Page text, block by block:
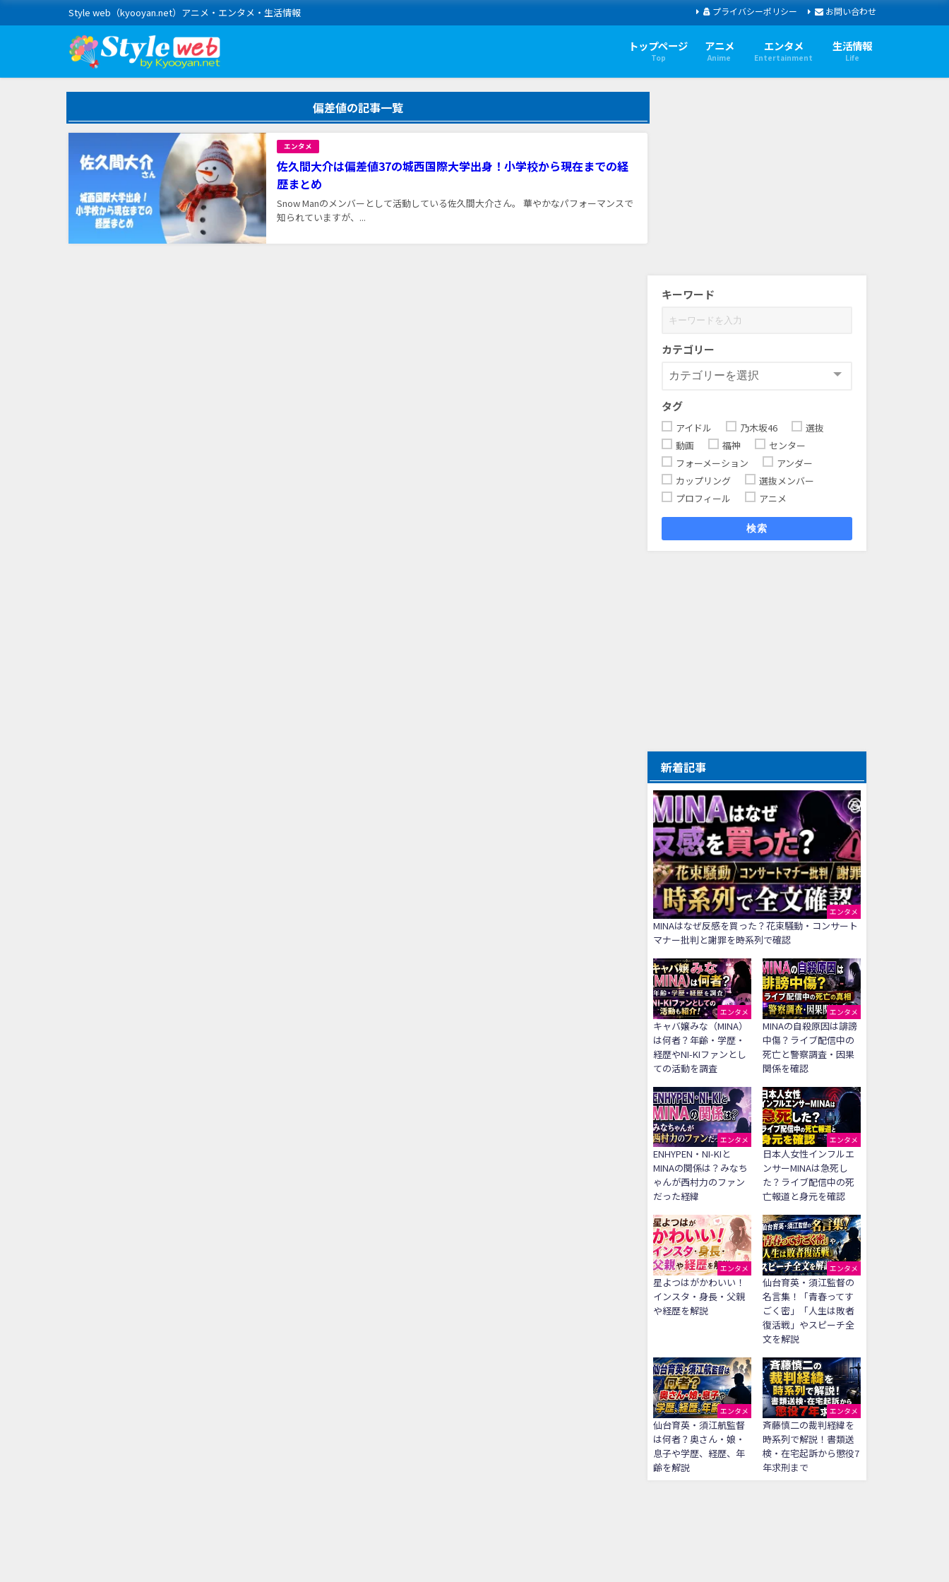
Style web（kyooyan.net）アニメ・エンタメ・生活情報 プライバシーポリシー お問い合わせ
トップページ
Top
アニメ
Anime
エンタメ
Entertainment
生活情報
Life
偏差値の記事一覧
エンタメ
佐久間大介は偏差値37の城西国際大学出身！小学校から現在までの経
歴まとめ
Snow Manのメンバーとして活動している佐久間大介さん。 華やかなパフォーマンスで
知られていますが、...
キーワード
カテゴリー
タグ
アイドル 乃木坂46
選抜
動画
福神
センター
フォーメーション
アンダー
カップリング
選抜メンバー
プロフィール
アニメ
検索
新着記事
エンタメ
MINAはなぜ反感を買った？花束騒動・コンサート
マナー批判と謝罪を時系列で確認
エンタメ
キャバ嬢みな（MINA）
は何者？年齢・学歴・
経歴やNI-KIファンとし
ての活動を調査
エンタメ
MINAの自殺原因は誹謗
中傷？ライブ配信中の
死亡と警察調査・因果
関係を確認
エンタメ
ENHYPEN・NI-KIと
MINAの関係は？みなち
ゃんが西村力のファン
だった経緯
エンタメ
日本人女性インフルエ
ンサーMINAは急死し
た？ライブ配信中の死
亡報道と身元を確認
エンタメ
星よつはがかわいい！
インスタ・身長・父親
や経歴を解説
エンタメ
仙台育英・須江監督の
名言集！「青春ってす
ごく密」「人生は敗者
復活戦」やスピーチ全
文を解説
エンタメ
仙台育英・須江航監督
は何者？奥さん・娘・
息子や学歴、経歴、年
齢を解説
エンタメ
斉藤慎二の裁判経緯を
時系列で解説！書類送
検・在宅起訴から懲役7
年求刑まで